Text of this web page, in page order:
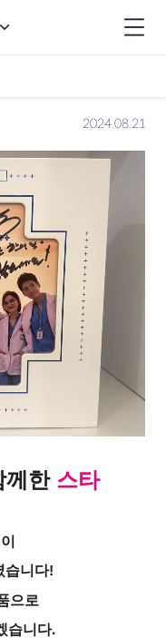
2024.08.21
한 스타
습니다!
으로
습니다.